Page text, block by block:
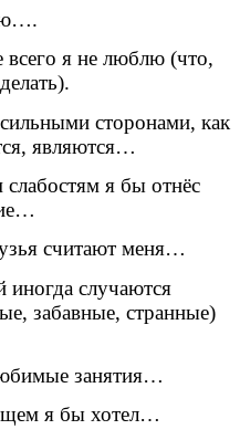
я не люблю (что,
сторонами, как
являются…
я бы отнёс
считают меня…
случаются
забавные, странные)
занятия…
я бы хотел…